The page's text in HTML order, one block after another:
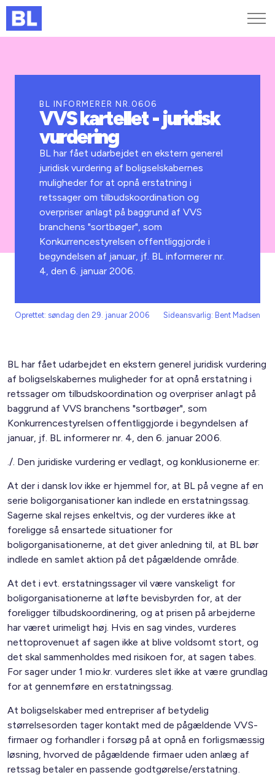
Kurser og arrangementer
Jobportalen
BL INFORMERER NR.0606
VVS kartellet - juridisk
vurdering
BL har fået udarbejdet en ekstern generel
juridisk vurdering af boligselskabernes
muligheder for at opnå erstatning i
retssager om tilbudskoordination og
overpriser anlagt på baggrund af VVS
branchens "sortbøger", som
Konkurrencestyrelsen offentliggjorde i
begyndelsen af januar, jf. BL informerer nr.
4, den 6. januar 2006.
Oprettet: søndag den 29. januar 2006 Sideansvarlig: Bent Madsen
BL har fået udarbejdet en ekstern generel juridisk vurdering
af boligselskabernes muligheder for at opnå erstatning i
retssager om tilbudskoordination og overpriser anlagt på
baggrund af VVS branchens "sortbøger", som
Konkurrencestyrelsen offentliggjorde i begyndelsen af
januar, jf. BL informerer nr. 4, den 6. januar 2006.
./. Den juridiske vurdering er vedlagt, og konklusionerne er:
At der i dansk lov ikke er hjemmel for, at BL på vegne af en
serie boligorganisationer kan indlede en erstatningssag.
Sagerne skal rejses enkeltvis, og der vurderes ikke at
foreligge så ensartede situationer for
boligorganisationerne, at det giver anledning til, at BL bør
indlede en samlet aktion på det pågældende område.
At det i evt. erstatningssager vil være vanskeligt for
boligorganisationerne at løfte bevisbyrden for, at der
foreligger tilbudskoordinering, og at prisen på arbejderne
har været urimeligt høj. Hvis en sag vindes, vurderes
nettoprovenuet af sagen ikke at blive voldsomt stort, og
det skal sammenholdes med risikoen for, at sagen tabes.
For sager under 1 mio.kr. vurderes slet ikke at være grundlag
for at gennemføre en erstatningssag.
At boligselskaber med entrepriser af betydelig
størrelsesorden tager kontakt med de pågældende VVS-
firmaer og forhandler i forsøg på at opnå en forligsmæssig
løsning, hvorved de pågældende firmaer uden anlæg af
retssag betaler en passende godtgørelse/erstatning.